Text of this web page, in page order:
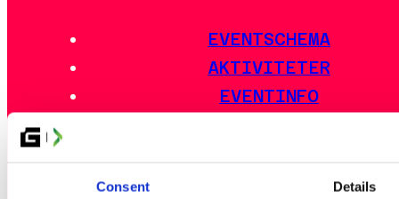
Consent Details
EVENTSCHEMA
AKTIVITETER
EVENTINFO